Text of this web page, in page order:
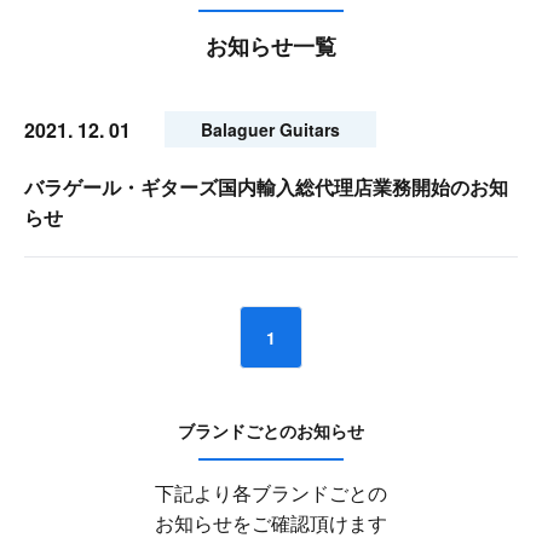
お知らせ一覧
2021. 12. 01 Balaguer Guitars
バラゲール・ギターズ国内輸入総代理店業務開始のお知
らせ
1
ブランドごとのお知らせ
下記より各ブランドごとの
お知らせをご確認頂けます